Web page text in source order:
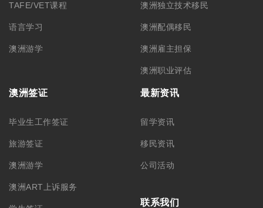
TAFE/VET课程
语言学习
澳洲游学
澳洲独立技术移民
澳洲配偶移民
澳洲雇主担保
澳洲职业评估
澳洲签证
毕业生工作签证
旅游签证
澳洲游学
澳洲ART上诉服务
最新资讯
留学资讯
移民资讯
公司活动
联系我们